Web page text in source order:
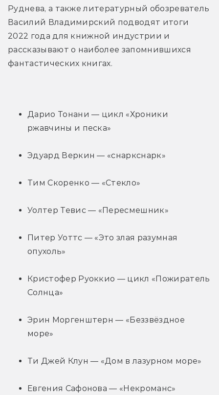
Руднева, а также литературный обозреватель
Василий Владимирский подводят итоги
2022 года для книжной индустрии и
рассказывают о наиболее запомнившихся
фантастических книгах.
Дарио Тонани — цикл «Хроники
ржавчины и песка»
Эдуард Веркин — «снаркснарк»
Тим Скоренко — «Стекло»
Уолтер Тевис — «Пересмешник»
Питер Уоттс — «Это злая разумная
опухоль»
Кристофер Руоккио — цикл «Пожиратель
Солнца»
Эрин Моргенштерн — «Беззвёздное
море»
Ти Джей Клун — «Дом в лазурном море»
Евгения Сафонова — «Некроманс»